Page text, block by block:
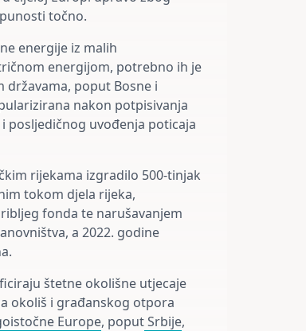
točno.
energije iz malih
energijom, potrebno ih je
poput Bosne i
nakon potpisivanja
posljedičnog uvođenja poticaja
rijekama izgradilo 500-tinjak
tokom djela rijeka,
fonda te narušavanjem
a 2022. godine
štetne okolišne utjecaje
okoliš i građanskog otpora
Europe, poputSrbije,